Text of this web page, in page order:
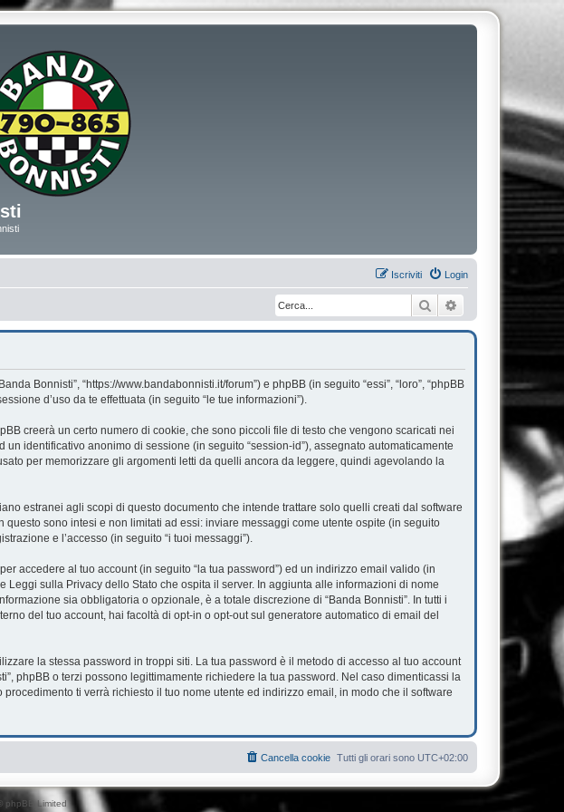
Login
Iscriviti
Cerca
Bonnisti”, “https://www.bandabonnisti.it/forum”) e phpBB (in seguito “essi”, “loro”, “phpBB
d’uso da te effettuata (in seguito “le tue informazioni”).
creerà un certo numero di cookie, che sono piccoli file di testo che vengono scaricati nei
identificativo anonimo di sessione (in seguito “session-id”), assegnato automaticamente
per memorizzare gli argomenti letti da quelli ancora da leggere, quindi agevolando la
estranei agli scopi di questo documento che intende trattare solo quelli creati dal software
sono intesi e non limitati ad essi: inviare messaggi come utente ospite (in seguito
e l’accesso (in seguito “i tuoi messaggi”).
accedere al tuo account (in seguito “la tua password”) ed un indirizzo email valido (in
Leggi sulla Privacy dello Stato che ospita il server. In aggiunta alle informazioni di nome
sia obbligatoria o opzionale, è a totale discrezione di “Banda Bonnisti”. In tutti i
del tuo account, hai facoltà di opt-in o opt-out sul generatore automatico di email del
la stessa password in troppi siti. La tua password è il metodo di accesso al tuo account
phpBB o terzi possono legittimamente richiedere la tua password. Nel caso dimenticassi la
ti verrà richiesto il tuo nome utente ed indirizzo email, in modo che il software
Tutti gli orari sono UTC+02:00
Cancella cookie
phpBB Limited